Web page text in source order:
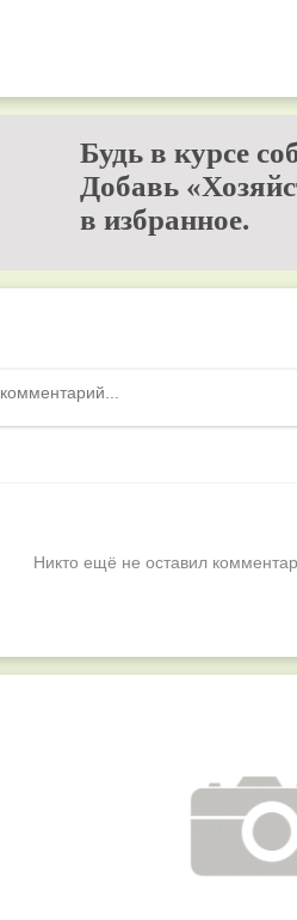
Будь в курсе
Добавь
в избранное.
Никто ещё не оставил